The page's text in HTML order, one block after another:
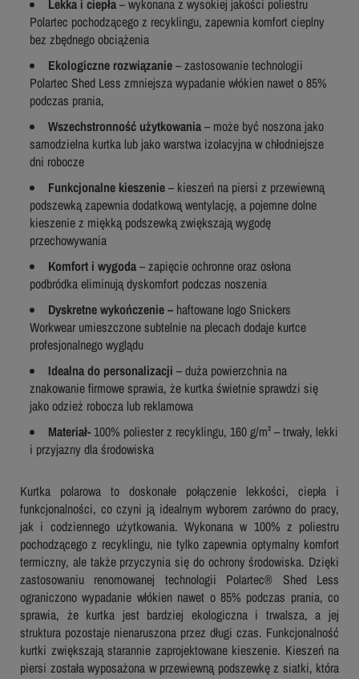
Lekka i ciepła– wykonana z wysokiej jakości poliestru
Polartec pochodzącego z recyklingu, zapewnia komfort cieplny
bez zbędnego obciążenia
Ekologiczne rozwiązanie– zastosowanie technologii
Polartec Shed Less zmniejsza wypadanie włókien nawet o 85%
podczas prania,
Wszechstronność użytkowania– może być noszona jako
samodzielna kurtka lub jako warstwa izolacyjna w chłodniejsze
dni robocze
Funkcjonalne kieszenie– kieszeń na piersi z przewiewną
podszewką zapewnia dodatkową wentylację, a pojemne dolne
kieszenie z miękką podszewką zwiększają wygodę
przechowywania
Komfort i wygoda– zapięcie ochronne oraz osłona
podbródka eliminują dyskomfort podczas noszenia
Dyskretne wykończenie –haftowane logo Snickers
Workwear umieszczone subtelnie na plecach dodaje kurtce
profesjonalnego wyglądu
Idealna do personalizacji – duża powierzchnia na
znakowanie firmowe sprawia, że kurtka świetnie sprawdzi się
jako odzież robocza lub reklamowa
Materiał- 100% poliester z recyklingu, 160 g/m² – trwały, lekki
i przyjazny dla środowiska
Kurtka polarowa to doskonałe połączenie lekkości, ciepła i
funkcjonalności, co czyni ją idealnym wyborem zarówno do pracy,
jak i codziennego użytkowania. Wykonana w 100% z poliestru
pochodzącego z recyklingu, nie tylko zapewnia optymalny komfort
termiczny, ale także przyczynia się do ochrony środowiska. Dzięki
zastosowaniu renomowanej technologii Polartec® Shed Less
ograniczono wypadanie włókien nawet o 85% podczas prania, co
sprawia, że kurtka jest bardziej ekologiczna i trwalsza, a jej
struktura pozostaje nienaruszona przez długi czas. Funkcjonalność
kurtki zwiększają starannie zaprojektowane kieszenie. Kieszeń na
piersi została wyposażona w przewiewną podszewkę z siatki, która